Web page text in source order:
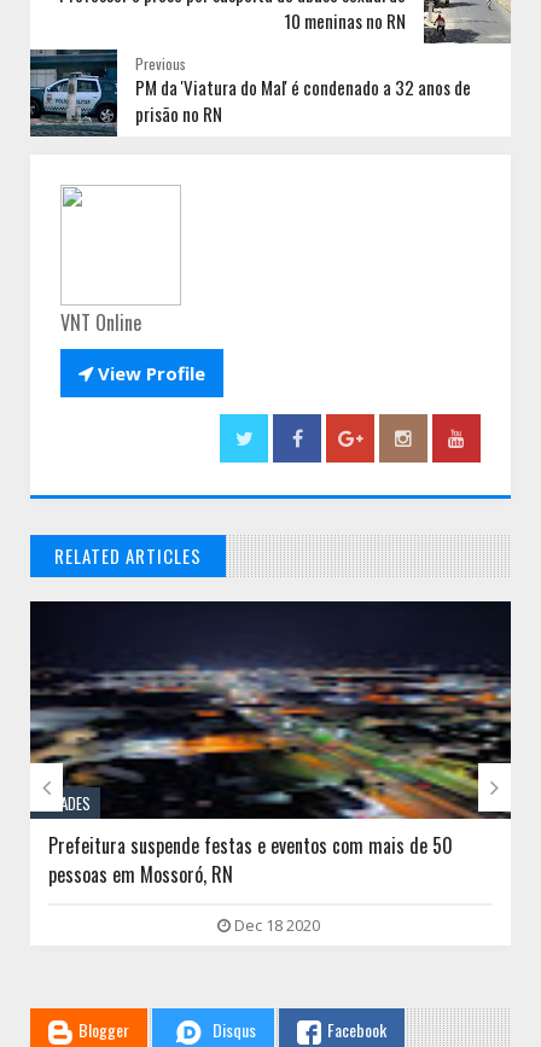
10 meninas no RN
Previous
PM da 'Viatura do Mal' é condenado a 32 anos de
prisão no RN
VNT Online
View Profile
RELATED ARTICLES
// THATS WHAT YOU MIGHT BE LOOKING FOR
CIDADES
Prefeitura suspende festas e eventos com mais de 50
pessoas em Mossoró, RN
Dec 18 2020
 
Blogger Disqus Facebook